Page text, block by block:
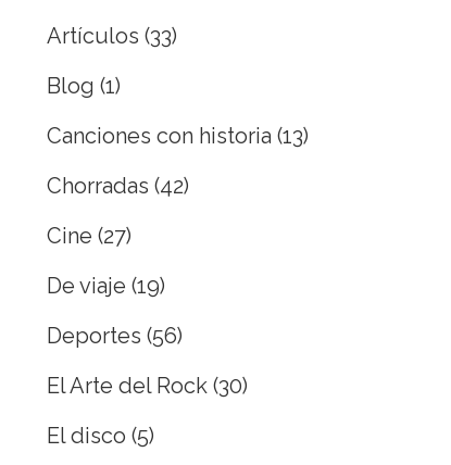
Artículos (33)
Blog (1)
Canciones con historia (13)
Chorradas (42)
Cine (27)
De viaje (19)
Deportes (56)
El Arte del Rock (30)
El disco (5)